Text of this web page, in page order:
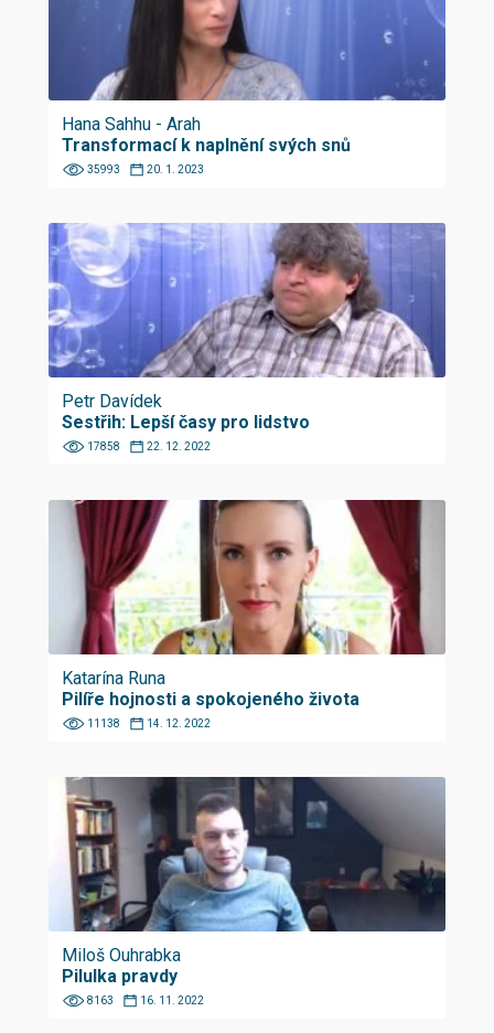
Hana Sahhu - Arah
Transformací k naplnění svých snů
35993 20. 1. 2023
Petr Davídek
Sestřih: Lepší časy pro lidstvo
17858 22. 12. 2022
Katarína Runa
Pilíře hojnosti a spokojeného života
11138 14. 12. 2022
Miloš Ouhrabka
Pilulka pravdy
8163 16. 11. 2022